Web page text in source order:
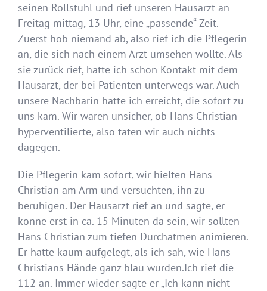
seinen Rollstuhl und rief unseren Hausarzt an –
Freitag mittag, 13 Uhr, eine „passende“ Zeit.
Zuerst hob niemand ab, also rief ich die Pflegerin
an, die sich nach einem Arzt umsehen wollte. Als
sie zurück rief, hatte ich schon Kontakt mit dem
Hausarzt, der bei Patienten unterwegs war. Auch
unsere Nachbarin hatte ich erreicht, die sofort zu
uns kam. Wir waren unsicher, ob Hans Christian
hyperventilierte, also taten wir auch nichts
dagegen.
Die Pflegerin kam sofort, wir hielten Hans
Christian am Arm und versuchten, ihn zu
beruhigen. Der Hausarzt rief an und sagte, er
könne erst in ca. 15 Minuten da sein, wir sollten
Hans Christian zum tiefen Durchatmen animieren.
Er hatte kaum aufgelegt, als ich sah, wie Hans
Christians Hände ganz blau wurden.Ich rief die
112 an. Immer wieder sagte er „Ich kann nicht